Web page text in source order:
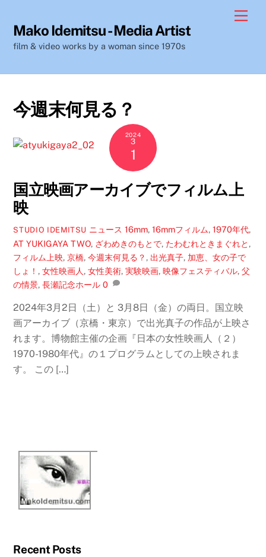
content
Mako Idemitsu - Media Artist
film & video works by a woman since 1970s
今週末何見る？
2024
3
1
国立映画アーカイブでフィルム上
映
STUDIO IDEMITSU ニュース 16mm,16mmフィルム,1970年代,
AT YUKIGAYA TWO, ざわめきのもとで, たわむれときまぐれと ,
フィルム上映,京橋,今週末何見る？ , 出光真子, 加恵、女の子で
しょ！ ,女性映画人 ,女性美術,実験映画,映像フェスティバル,父
の情景,長瀬記念ホール 0
2024年3月2日（土）と 3月8日（金）の両日。国立映
画アーカイブ（京橋・東京）で出光真子の作品が上映さ
れます。博物館主催の企画『日本の女性映画人（２）
1970-1980年代』の１プログラムとしての上映されま
す。 この […]
Recent Posts